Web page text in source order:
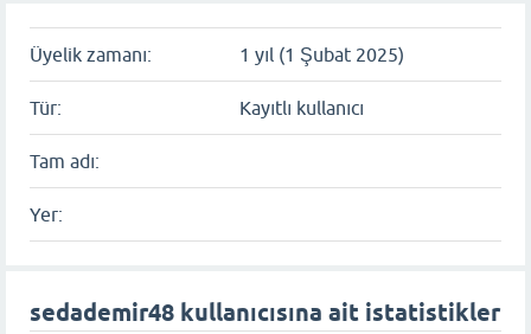
Üyelik zamanı: 1 yıl (1 Şubat 2025)
Tür: Kayıtlı kullanıcı
Tam adı:
Yer:
sedademir48 kullanıcısına ait istatistikler